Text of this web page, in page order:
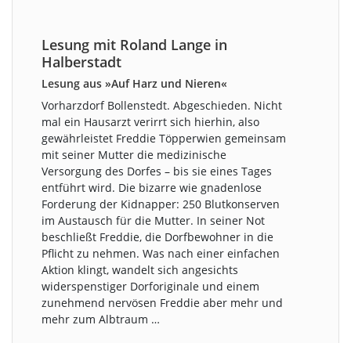
Lesung mit Roland Lange in
Halberstadt
Lesung aus »Auf Harz und Nieren«
Vorharzdorf Bollenstedt. Abgeschieden. Nicht
mal ein Hausarzt verirrt sich hierhin, also
gewährleistet Freddie Töpperwien gemeinsam
mit seiner Mutter die medizinische
Versorgung des Dorfes – bis sie eines Tages
entführt wird. Die bizarre wie gnadenlose
Forderung der Kidnapper: 250 Blutkonserven
im Austausch für die Mutter. In seiner Not
beschließt Freddie, die Dorfbewohner in die
Pflicht zu nehmen. Was nach einer einfachen
Aktion klingt, wandelt sich angesichts
widerspenstiger Dorforiginale und einem
zunehmend nervösen Freddie aber mehr und
mehr zum Albtraum …